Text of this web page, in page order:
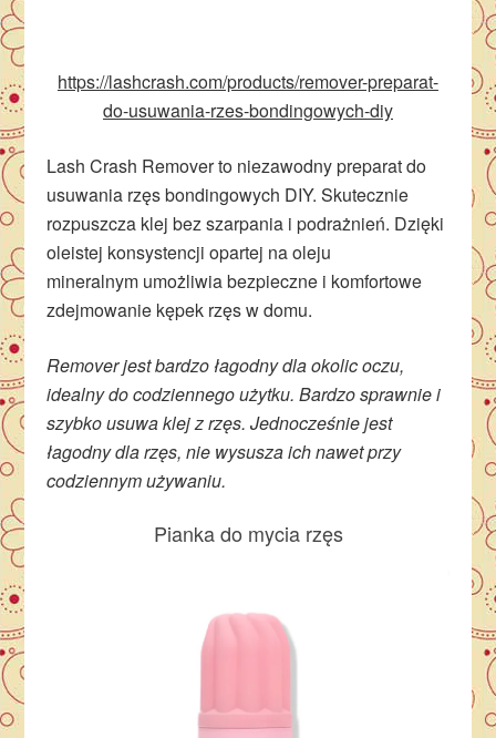
https://lashcrash.com/products/remover-preparat-
do-usuwania-rzes-bondingowych-diy
Lash Crash Remover to niezawodny preparat do
usuwania rzęs bondingowych DIY. Skutecznie
rozpuszcza klej bez szarpania i podrażnień. Dzięki
oleistej konsystencji opartej na oleju
mineralnym umożliwia bezpieczne i komfortowe
zdejmowanie kępek rzęs w domu.
Remover jest bardzo łagodny dla okolic oczu,
idealny do codziennego użytku. Bardzo sprawnie i
szybko usuwa klej z rzęs. Jednocześnie jest
łagodny dla rzęs, nie wysusza ich nawet przy
codziennym używaniu.
Pianka do mycia rzęs